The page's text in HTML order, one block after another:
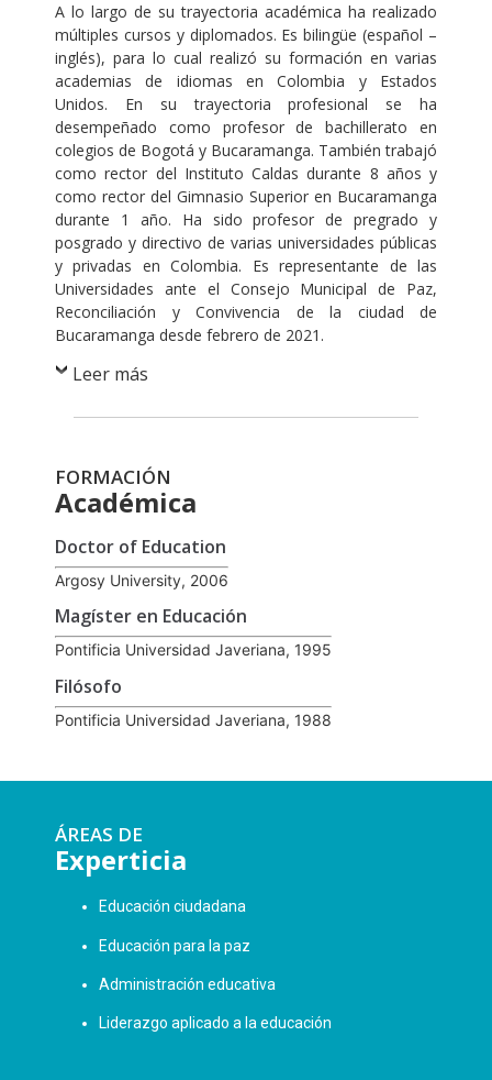
A lo largo de su trayectoria académica ha realizado
múltiples cursos y diplomados. Es bilingüe (español –
inglés), para lo cual realizó su formación en varias
academias de idiomas en Colombia y Estados
Unidos. En su trayectoria profesional se ha
desempeñado como profesor de bachillerato en
colegios de Bogotá y Bucaramanga. También trabajó
como rector del Instituto Caldas durante 8 años y
como rector del Gimnasio Superior en Bucaramanga
durante 1 año. Ha sido profesor de pregrado y
posgrado y directivo de varias universidades públicas
y privadas en Colombia. Es representante de las
Universidades ante el Consejo Municipal de Paz,
Reconciliación y Convivencia de la ciudad de
Bucaramanga desde febrero de 2021.
Leer más
FORMACIÓN
Académica
Doctor of Education
Argosy University, 2006
Magíster en Educación
Pontificia Universidad Javeriana, 1995
Filósofo
Pontificia Universidad Javeriana, 1988
ÁREAS DE
Experticia
Educación ciudadana
Educación para la paz
Administración educativa
Liderazgo aplicado a la educación